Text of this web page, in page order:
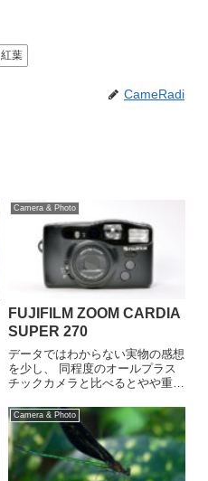
紅葉
CameRadi
Camera & Photo
FUJIFILM ZOOM CARDIA
SUPER 270
データではわからない実物の感想
を少し、 同程度のオールプラス
チックカメラと比べるとやや重さ
チックの割にはしっかりとしてい
る印象です。ズームボタンが右手
側ではなくカメラを支える左手側
のしかも正面にあるのが特徴的
で...
Camera & Photo